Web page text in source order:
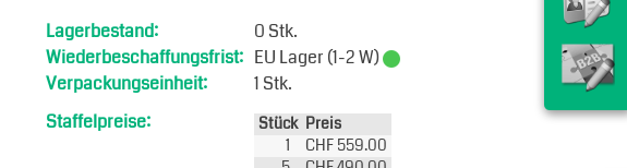
Lagerbestand:
Wiederbeschaffungsfrist:
Verpackungseinheit:
0 Stk.
EU Lager (1-2 W)
1 Stk.
Staffelpreise:
Stück Preis
1
CHF 559.00